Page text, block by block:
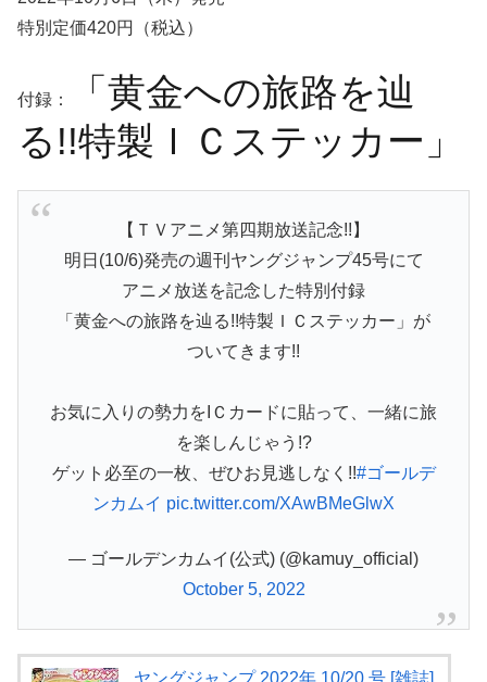
特別定価420円（税込）
付録：
「黄金への旅路を辿
る!!特製ＩＣステッカー」
【ＴＶアニメ第四期放送記念!!】
明日(10/6)発売の週刊ヤングジャンプ45号にて
アニメ放送を記念した特別付録
「黄金への旅路を辿る!!特製ＩＣステッカー」が
ついてきます!!
お気に入りの勢力をIＣカードに貼って、一緒に旅
を楽しんじゃう!?
ゲット必至の一枚、ぜひお見逃しなく!!#ゴールデ
ンカムイ pic.twitter.com/XAwBMeGlwX
— ゴールデンカムイ(公式) (@kamuy_official)
October 5, 2022